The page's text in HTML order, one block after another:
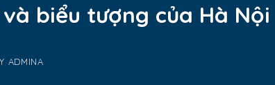
biểu tượng của Hà Nội
ADMINA